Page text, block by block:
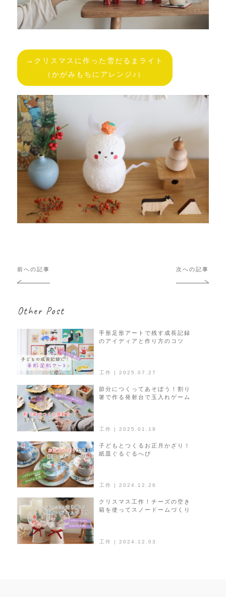
→クリスマスに作った雪だるまライト
（かがみもちにアレンジ♪）
投
稿
ゲ
前への記事 次への記事
Other Post
工作 | 2025.07.27
手形足形アートで残す成長記録
のアイディアと作り方のコツ
工作 | 2025.01.19
節分につくってあそぼう！割り
箸で作る発射台で玉入れゲーム
工作 | 2024.12.26
子どもとつくるお正月かざり！
紙皿ぐるぐるへび
工作 | 2024.12.03
クリスマス工作！チーズの空き
箱を使ってスノードームづくり